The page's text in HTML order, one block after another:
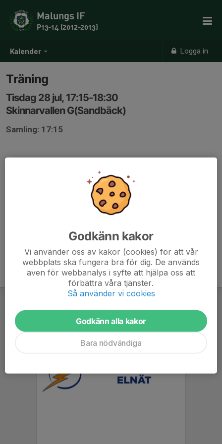
Kalender Logga in
Malungs IF
P13-14 (2012-2013)
Träning
Tisdag 28 jul, 17:15-18:30
Skinnarvallen G(Sandbäck)
Samling: 17:15
Godkänn kakor
Vi använder oss av kakor (cookies) för att vår
webbplats ska fungera bra för dig. De används
även för webbanalys i syfte att hjälpa oss att
förbättra våra tjänster.
Så använder vi cookies
Godkänn alla kakor
Bara nödvändiga